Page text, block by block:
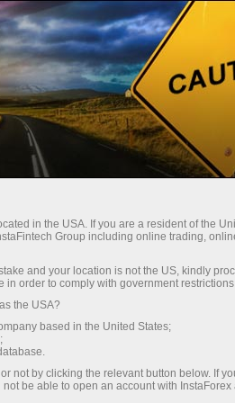
आपको वास्तविक
स्प्रेड्स और
व इंडेक्स ट्रेडिंग के लिए
in the USA. If you are a resident of the
Group including online trading,
and your location is not the US, kindly
in order to comply with government
the USA?
based in the United States;
not by clicking the relevant button below. If
be able to open an account with InstaForex